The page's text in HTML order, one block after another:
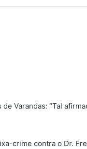
Varandas: “Tal
crime contra o Dr.